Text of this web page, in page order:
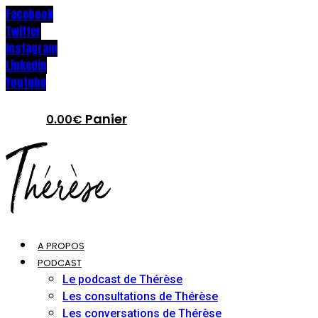
Facebook
Twitter
Instagram
Linkedin
Youtube
0.00€ Panier
A PROPOS
PODCAST
Le podcast de Thérèse
Les consultations de Thérèse
Les conversations de Thérèse